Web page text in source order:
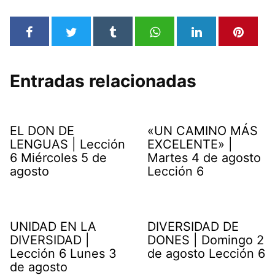
Entradas relacionadas
EL DON DE
LENGUAS | Lección
6 Miércoles 5 de
agosto
«UN CAMINO MÁS
EXCELENTE» |
Martes 4 de agosto
Lección 6
UNIDAD EN LA
DIVERSIDAD |
Lección 6 Lunes 3
de agosto
DIVERSIDAD DE
DONES | Domingo 2
de agosto Lección 6